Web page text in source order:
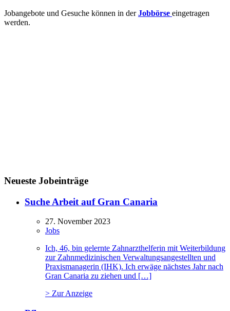
Jobangebote und Gesuche können in derJobbörse eingetragen
werden.
Neueste Jobeinträge
Suche Arbeit auf Gran Canaria
27. November 2023
Jobs
Ich, 46, bin gelernte Zahnarzthelferin mit Weiterbildung
zur Zahnmedizinischen Verwaltungsangestellten und
Praxismanagerin (IHK). Ich erwäge nächstes Jahr nach
Gran Canaria zu ziehen und […]
> Zur Anzeige